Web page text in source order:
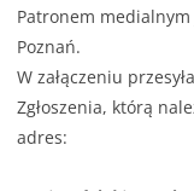
Patronem medialnym
Poznań.
W załączeniu
Zgłoszenia, którą
adres: